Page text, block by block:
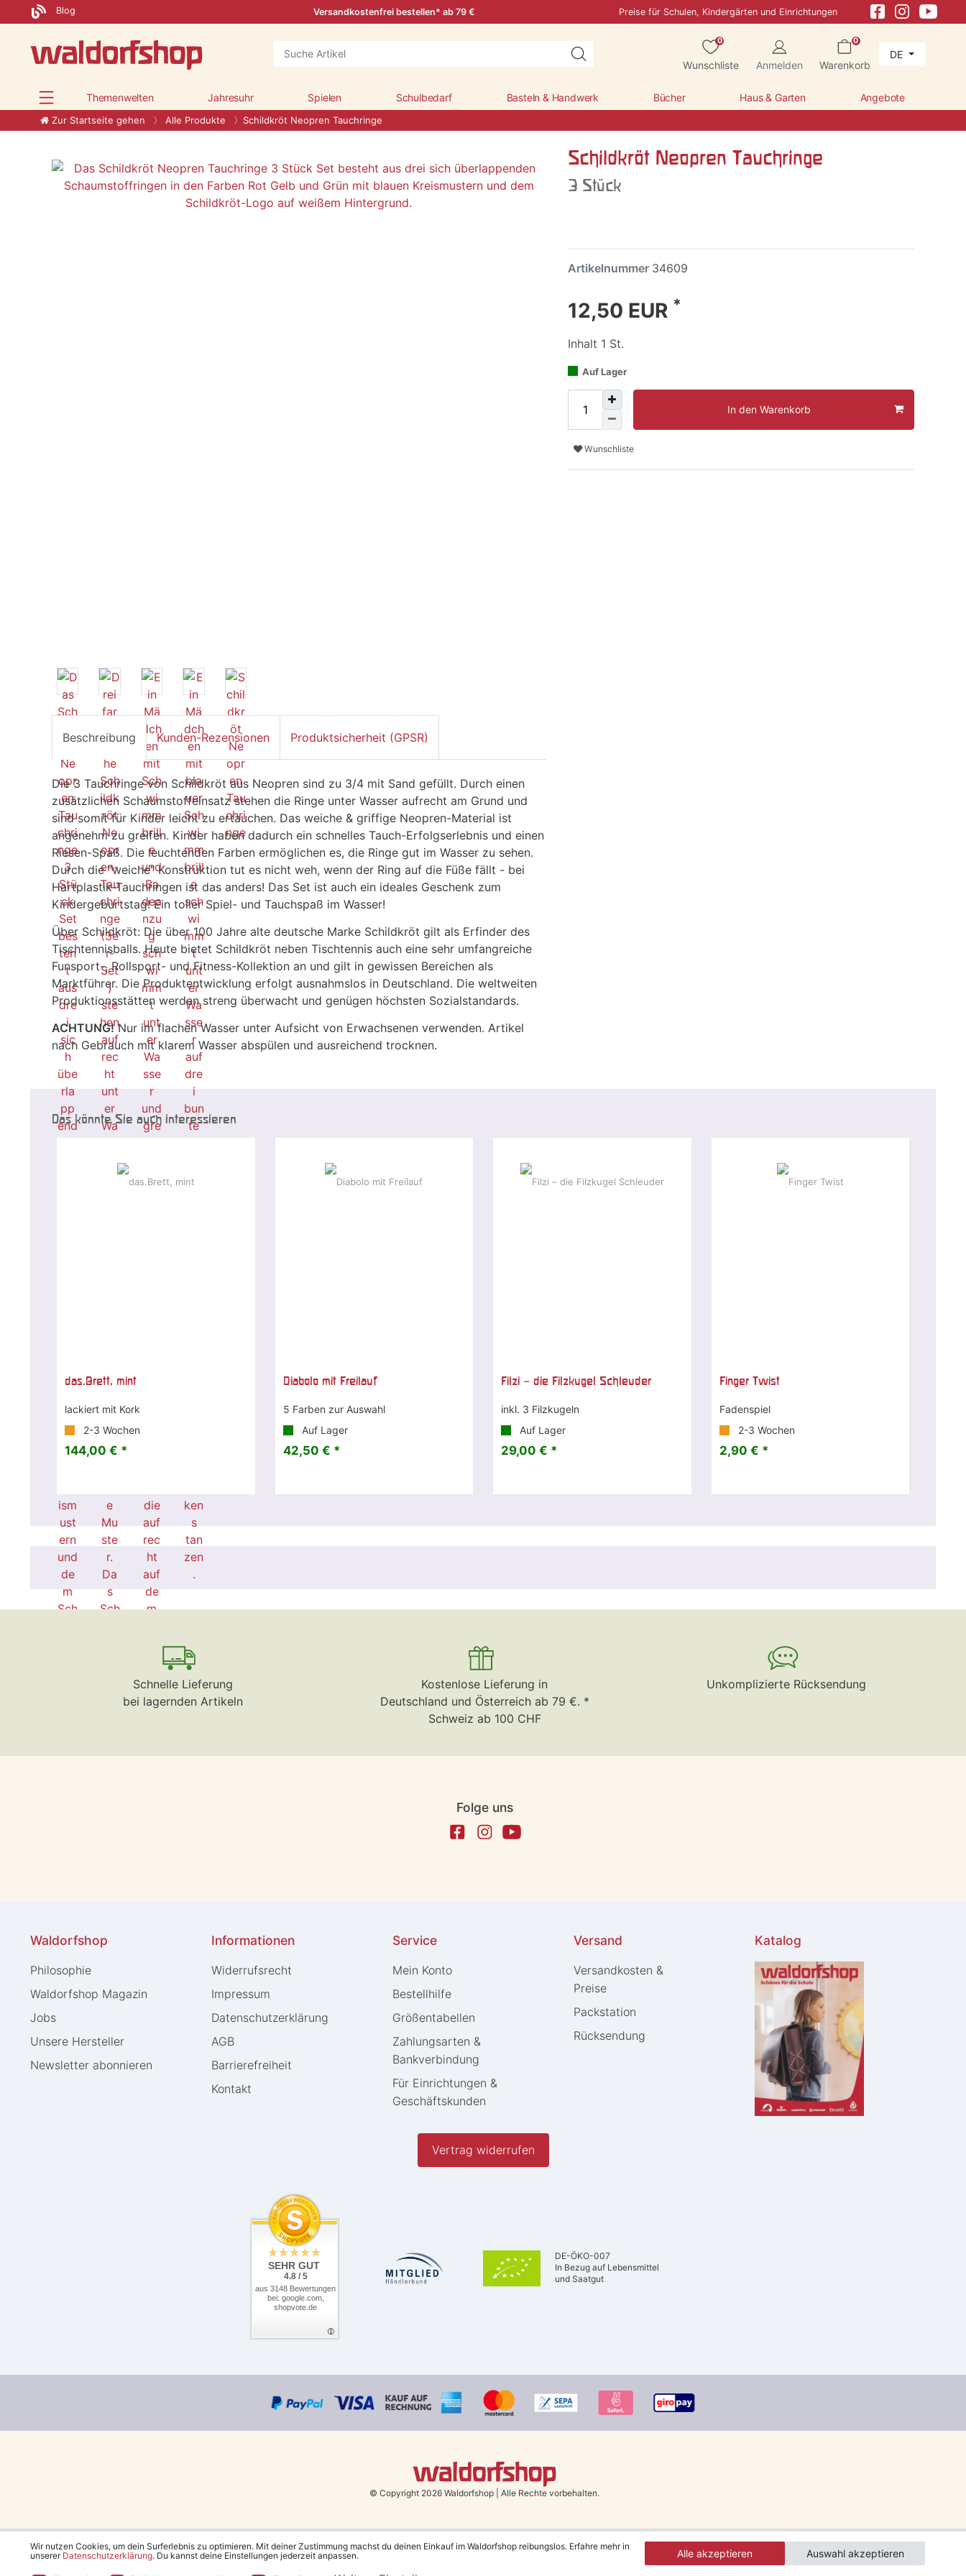
Blog Versandkostenfrei bestellen* ab 79 € Preise für Schulen, Kindergärten und Einrichtungen
0
Wunschliste Anmelden
0
Warenkorb
DE
Themenwelten Jahresuhr Spielen Schulbedarf Basteln & Handwerk Bücher Haus & Garten Angebote
Zur Startseite gehen Alle Produkte Schildkröt Neopren Tauchringe
Schildkröt Neopren Tauchringe
3 Stück
Artikelnummer 34609
12,50 EUR *
Inhalt 1 St.
Auf Lager
In den Warenkorb
Wunschliste
Beschreibung Kunden-Rezensionen Produktsicherheit (GPSR)
Die 3 Tauchringe von Schildkröt aus Neopren sind zu 3/4 mit Sand gefüllt. Durch einen
zusätzlichen Schaumstoffeinsatz stehen die Ringe unter Wasser aufrecht am Grund und
sind somit für Kinder leicht zu ertauchen. Das weiche & griffige Neopren-Material ist
angenehm zu greifen. Kinder haben dadurch ein schnelles Tauch-Erfolgserlebnis und einen
Riesen-Spaß. Die leuchtenden Farben ermöglichen es, die Ringe gut im Wasser zu sehen.
Durch die "weiche" Konstruktion tut es nicht weh, wenn der Ring auf die Füße fällt - bei
Hartplastik-Tauchringen ist das anders! Das Set ist auch ein ideales Geschenk zum
Kindergeburtstag! Ein toller Spiel- und Tauchspaß im Wasser!
Über Schildkröt: Die über 100 Jahre alte deutsche Marke Schildkröt gilt als Erfinder des
Tischtennisballs. Heute bietet Schildkröt neben Tischtennis auch eine sehr umfangreiche
Funsport-, Rollsport- und Fitness-Kollektion an und gilt in gewissen Bereichen als
Marktführer. Die Produktentwicklung erfolgt ausnahmslos in Deutschland. Die weltweiten
Produktionsstätten werden streng überwacht und genügen höchsten Sozialstandards.
ACHTUNG!Nur im flachen Wasser unter Aufsicht von Erwachsenen verwenden. Artikel
nach Gebrauch mit klarem Wasser abspülen und ausreichend trocknen.
Das könnte Sie auch interessieren
das.Brett, mint
lackiert mit Kork
2-3 Wochen
144,00 € *
Diabolo mit Freilauf
5 Farben zur Auswahl
Auf Lager
42,50 € *
Filzi – die Filzkugel Schleuder
inkl. 3 Filzkugeln
Auf Lager
29,00 € *
Finger Twist
Fadenspiel
2-3 Wochen
2,90 € *
Schnelle Lieferung
bei lagernden Artikeln
Kostenlose Lieferung in
Deutschland und Österreich ab 79 €. *
Schweiz ab 100 CHF
Unkomplizierte Rücksendung
Folge uns
Waldorfshop
Philosophie
Waldorfshop Magazin
Jobs
Unsere Hersteller
Newsletter abonnieren
Informationen
Widerrufs­recht
Impressum
Daten­schutz­erklärung
AGB
Barrierefreiheit
Kontakt
Service
Mein Konto
Bestellhilfe
Größentabellen
Zahlungsarten &
Bankverbindung
Für Einrichtungen &
Geschäftskunden
Versand
Versandkosten &
Preise
Packstation
Rücksendung
Katalog
Vertrag widerrufen
SEHR GUT
4.8 / 5
aus 3148 Bewertungen
bei: google.com,
shopvote.de
DE-ÖKO-007
In Bezug auf Lebensmittel
und Saatgut
© Copyright 2026 Waldorfshop Alle Rechte vorbehalten.
*Kostenlose Lieferung in Deutschland und Österreich ab 79 €. (gilt nur für Sparversand - ausgenommen Sperrgut und Speditionsware)
Wir nutzen Cookies, um dein Surferlebnis zu optimieren. Mit deiner Zustimmung machst du deinen Einkauf im Waldorfshop reibungslos. Erfahre mehr in
unserer Daten­schutz­erklärung. Du kannst deine Einstellungen jederzeit anpassen. Alle akzeptieren Auswahl akzeptieren